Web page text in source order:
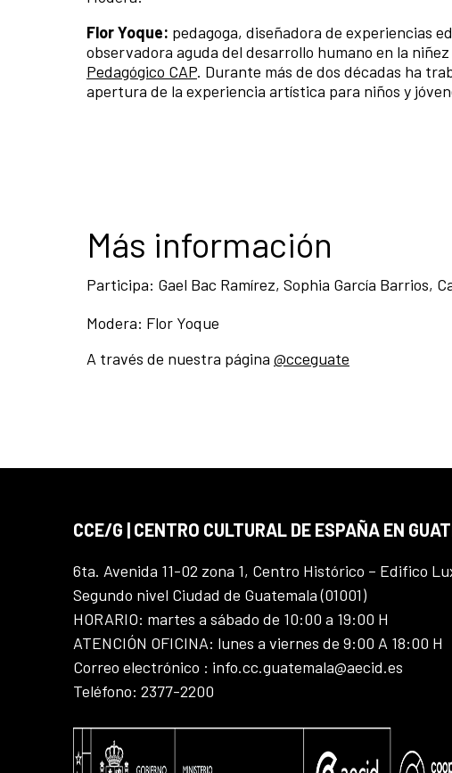
Flor Yoque: pedagoga, diseñadora de experiencias
observadora aguda del desarrollo humano en la
Pedagógico CAP. Durante más de dos décadas ha
apertura de la experiencia artística para niños y
Más información
Participa: Gael Bac Ramírez, Sophia García Barrios,
Modera: Flor Yoque
A través de nuestra página @cceguate
CCE/G | CENTRO CULTURAL DE ESPAÑA EN
6ta. Avenida 11-02 zona 1, Centro Histórico – Edifico
Segundo nivel Ciudad de Guatemala (01001)
HORARIO: martes a sábado de 10:00 a 19:00 H
ATENCIÓN OFICINA: lunes a viernes de 9:00 A 18:00 H
Correo electrónico : info.cc.guatemala@aecid.es
Teléfono: 2377-2200